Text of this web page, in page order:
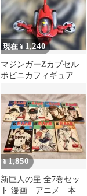
現在 ¥ 1,240
マジンガーZカプセル
ポピニカフィギュア ホ
¥1,850
新巨人の星 全7巻セッ
ト 漫画 アニメ 本